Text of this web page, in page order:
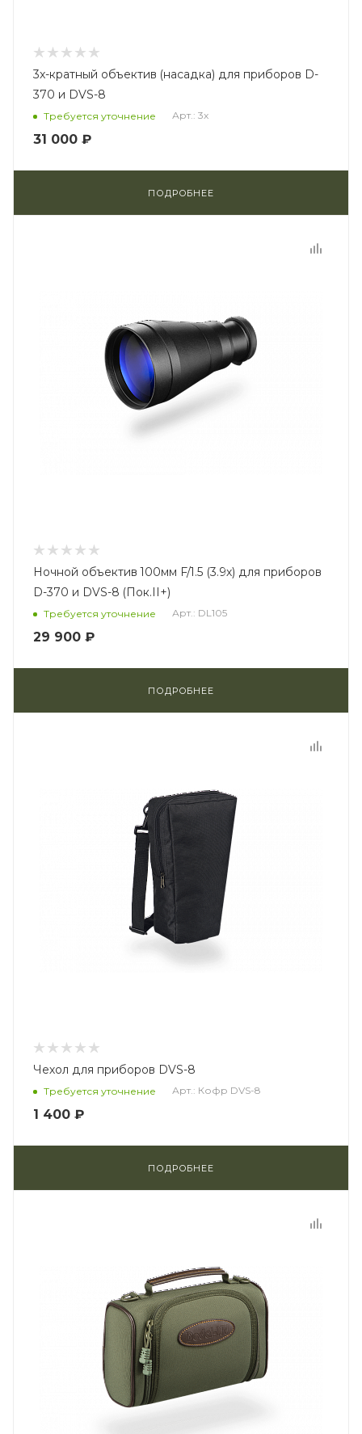
3x-кратный объектив (насадка) для приборов D-
370 и DVS-8
Требуется уточнение Арт.: 3x
31 000 ₽
ПОДРОБНЕЕ
Ночной объектив 100мм F/1.5 (3.9х) для приборов
D-370 и DVS-8 (Пок.II+)
Требуется уточнение Арт.: DL105
29 900 ₽
ПОДРОБНЕЕ
Чехол для приборов DVS-8
Требуется уточнение Арт.: Кофр DVS-8
1 400 ₽
ПОДРОБНЕЕ